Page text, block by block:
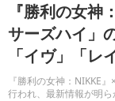
『勝利の女
サーズハイ」
「イヴ」「レ
『勝利の女神：NIKKE
行われ、最新情報が明ら